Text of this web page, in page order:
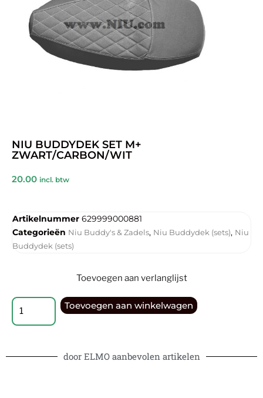
NIU BUDDYDEK SET M+
ZWART/CARBON/WIT
20.00 incl. btw
Artikelnummer 629999000881
Categorieën Niu Buddy's & Zadels, Niu Buddydek (sets), Niu
Buddydek (sets)
Toevoegen aan verlanglijst
Toevoegen aan winkelwagen
door ELMO aanbevolen artikelen